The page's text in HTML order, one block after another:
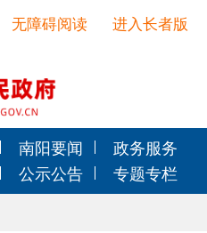
进入长者版
无障碍阅读
南阳要闻
政务服务
公示公告
专题专栏